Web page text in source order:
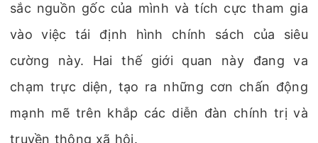
sắc nguồn gốc của mình và tích cực tham gia
vào việc tái định hình chính sách của siêu
cường này. Hai thế giới quan này đang va
chạm trực diện, tạo ra những cơn chấn động
mạnh mẽ trên khắp các diễn đàn chính trị và
truyền thông xã hội.